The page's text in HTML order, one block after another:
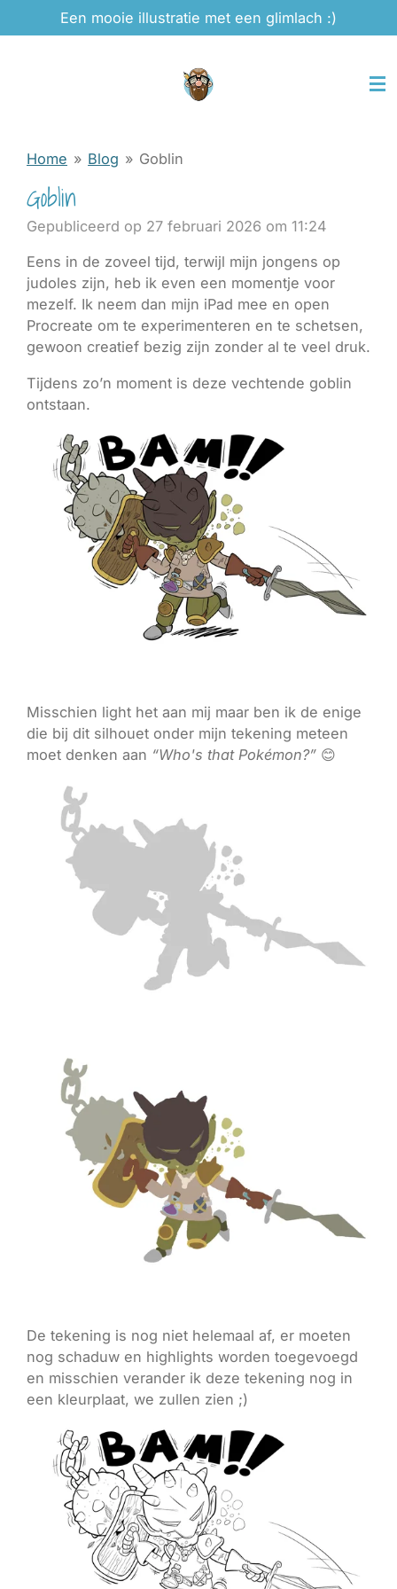
direct
Een mooie illustratie met een glimlach :)
Home » Blog » Goblin
Goblin
Gepubliceerd op 27 februari 2026 om 11:24
Eens in de zoveel tijd, terwijl mijn jongens op
judoles zijn, heb ik even een momentje voor
mezelf. Ik neem dan mijn iPad mee en open
Procreate om te experimenteren en te schetsen,
gewoon creatief bezig zijn zonder al te veel druk.
Tijdens zo’n moment is deze vechtende goblin
ontstaan.
Misschien light het aan mij maar ben ik de enige
die bij dit silhouet onder mijn tekening meteen
moet denken aan “Who's that Pokémon?” 😊
De tekening is nog niet helemaal af, er moeten
nog schaduw en highlights worden toegevoegd
en misschien verander ik deze tekening nog in
een kleurplaat, we zullen zien ;)